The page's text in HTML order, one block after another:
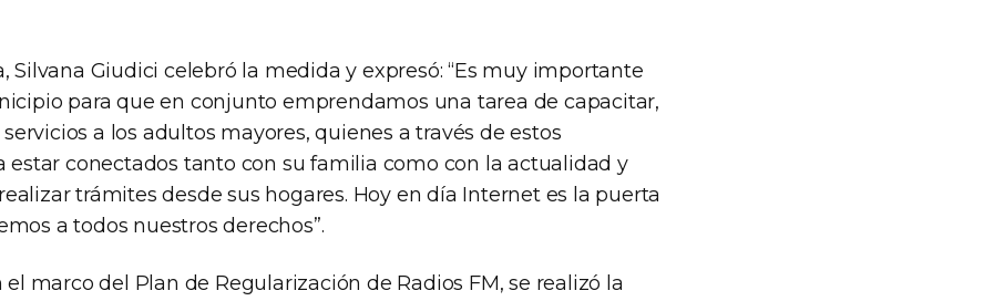
Silvana Giudici celebró la medida y expresó: “Es muy importante
para que en conjunto emprendamos una tarea de capacitar,
a los adultos mayores, quienes a través de estos
estar conectados tanto con su familia como con la actualidad y
trámites desde sus hogares. Hoy en día Internet es la puerta
a todos nuestros derechos”.
el marco del Plan de Regularización de Radios FM, se realizó la